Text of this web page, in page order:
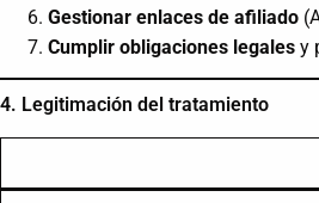
Gestionar enlaces de afiliado
Cumplir obligaciones legales y
4. Legitimación del tratamiento